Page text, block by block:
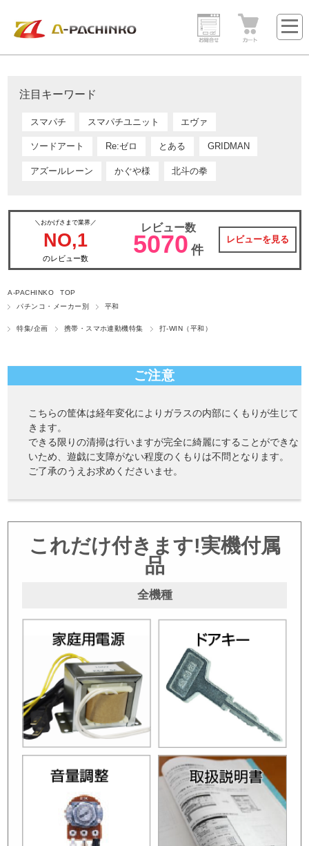
注目キーワード
スマパチ スマパチユニット エヴァ
ソードアート Re:ゼロ とある GRIDMAN
アズールレーン かぐや様 北斗の拳
＼おかげさまで業界／
NO,1
のレビュー数
レビュー数
5070 件
レビューを見る
A-PACHINKO TOP
パチンコ・メーカー別
平和
特集/企画 携帯・スマホ連動機特集 打-WIN（平和）
ご注意
こちらの筐体は経年変化によりガラスの内部にくもりが生じて
きます。
できる限りの清掃は行いますが完全に綺麗にすることができな
いため、遊戯に支障がない程度のくもりは不問となります。
ご了承のうえお求めくださいませ。
これだけ付きます!実機付属
品
全機種